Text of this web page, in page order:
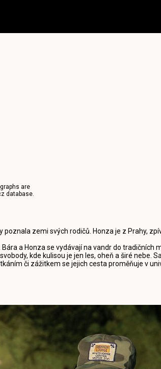
are
database.
zemi svých rodičů. Honza je z Prahy,
a Honza se vydávají na vandr do tradičních
kde kulisou je jen les, oheň a širé nebe.
či zážitkem se jejich cesta proměňuje v